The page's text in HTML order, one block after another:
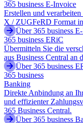
365 business E-Invoice
Erstellen und
X / ZUGFeRD Format
Über 365 business
365 business ERiC
Übermitteln Sie die
aus Business Central an
Über 365 business
365 business
Banking
Direkte Anbindung an
und effizienter
365 Business Central.
Über 365 business